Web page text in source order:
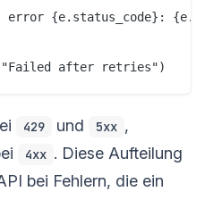
error {e.status_code}:
429 und 5xx ,
4xx . Diese Aufteilung
bei Fehlern, die ein